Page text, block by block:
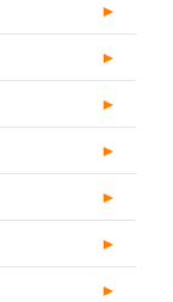
►
►
►
►
►
►
►